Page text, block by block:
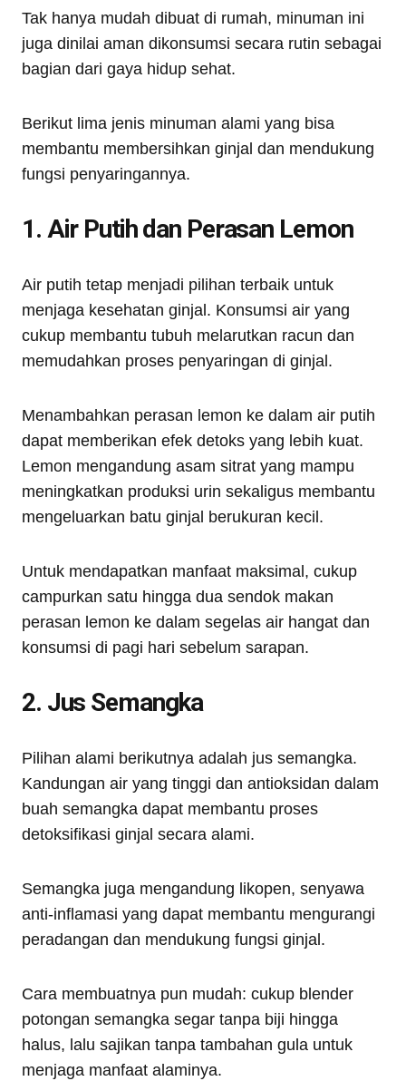
Tak hanya mudah dibuat di rumah, minuman ini
juga dinilai aman dikonsumsi secara rutin sebagai
bagian dari gaya hidup sehat.
Berikut lima jenis minuman alami yang bisa
membantu membersihkan ginjal dan mendukung
fungsi penyaringannya.
1. Air Putih dan Perasan Lemon
Air putih tetap menjadi pilihan terbaik untuk
menjaga kesehatan ginjal. Konsumsi air yang
cukup membantu tubuh melarutkan racun dan
memudahkan proses penyaringan di ginjal.
Menambahkan perasan lemon ke dalam air putih
dapat memberikan efek detoks yang lebih kuat.
Lemon mengandung asam sitrat yang mampu
meningkatkan produksi urin sekaligus membantu
mengeluarkan batu ginjal berukuran kecil.
Untuk mendapatkan manfaat maksimal, cukup
campurkan satu hingga dua sendok makan
perasan lemon ke dalam segelas air hangat dan
konsumsi di pagi hari sebelum sarapan.
2. Jus Semangka
Pilihan alami berikutnya adalah jus semangka.
Kandungan air yang tinggi dan antioksidan dalam
buah semangka dapat membantu proses
detoksifikasi ginjal secara alami.
Semangka juga mengandung likopen, senyawa
anti-inflamasi yang dapat membantu mengurangi
peradangan dan mendukung fungsi ginjal.
Cara membuatnya pun mudah: cukup blender
potongan semangka segar tanpa biji hingga
halus, lalu sajikan tanpa tambahan gula untuk
menjaga manfaat alaminya.